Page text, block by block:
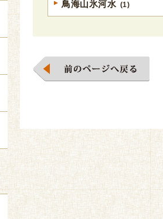
鳥海山氷河水 (1)